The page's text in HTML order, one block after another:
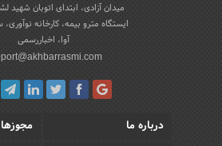
میدان آزادی، ابتدای اتوبان شهید
ایستگاه مترو بیمه، کارخانه
آوا، اخباررسمی
درباره ما
مجوزها